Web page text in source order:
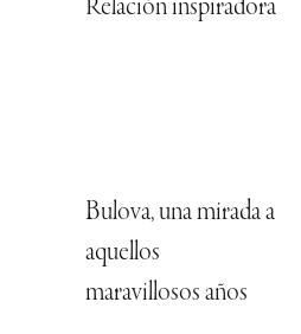
Relación inspiradora
Bulova, una mirada a
aquellos
maravillosos años